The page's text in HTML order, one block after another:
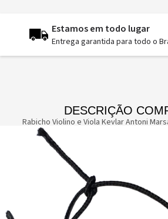
Estamos em todo lugar
Entrega garantida para todo o
DESCRIÇÃO
Rabicho Violino e Viola Kevlar Antoni